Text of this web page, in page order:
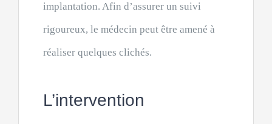
implantation. Afin d’assurer un suivi
rigoureux, le médecin peut être amené à
réaliser quelques clichés.
L’intervention